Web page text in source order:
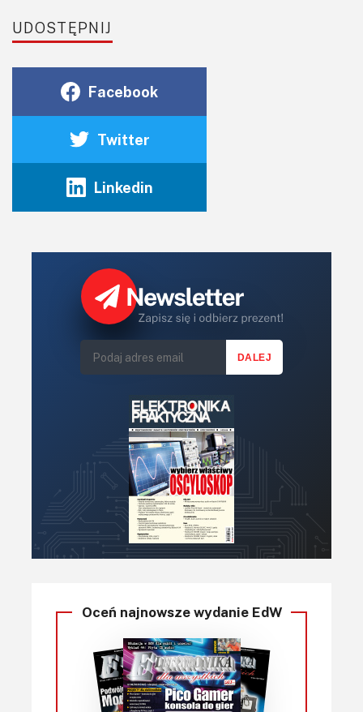
UDOSTĘPNIJ
Facebook
Twitter
Linkedin
Oceń najnowsze wydanie EdW